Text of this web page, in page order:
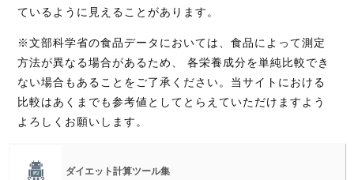
ているように見えることがあります。
※文部科学省の食品データにおいては、食品によって測定
方法が異なる場合があるため、 各栄養成分を単純比較でき
ない場合もあることをご了承ください。当サイトにおける
比較はあくまでも参考値としてとらえていただけますよう
よろしくお願いします。
ダイエット計算ツール集